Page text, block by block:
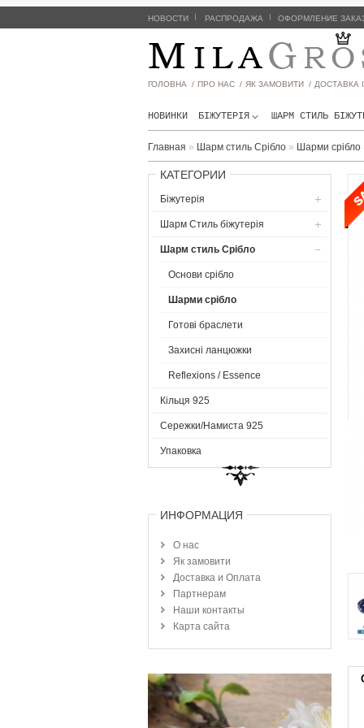
НОВОСТИ РАСПРОДАЖА ОФОРМЛЕНИЕ
ГОЛОВНА / ПРО НАС / ЯК ЗАМОВИТИ / ДОСТАВКА
НОВИНКИ БІЖУТЕРІЯ ШАРМ СТИЛЬ
Главная » Шарм стиль Срібло » Шарми срібло
КАТЕГОРИИ
Біжутерія
Шарм Стиль бiжутерiя
Шарм стиль Срібло
Основи срібло
Шарми срібло
Готові браслети
Захисні ланцюжки
Reflexions / Essence
Кільця 925
Сережки/Намиста 925
Упаковка
ИНФОРМАЦИЯ
О нас
Як замовити
Доставка и Оплата
Партнерам
Наши контакты
Карта сайта